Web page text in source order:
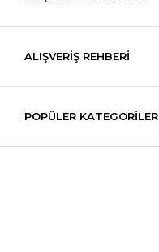
ALIŞVERİŞ REHBERİ
POPÜLER KATEGORİLER